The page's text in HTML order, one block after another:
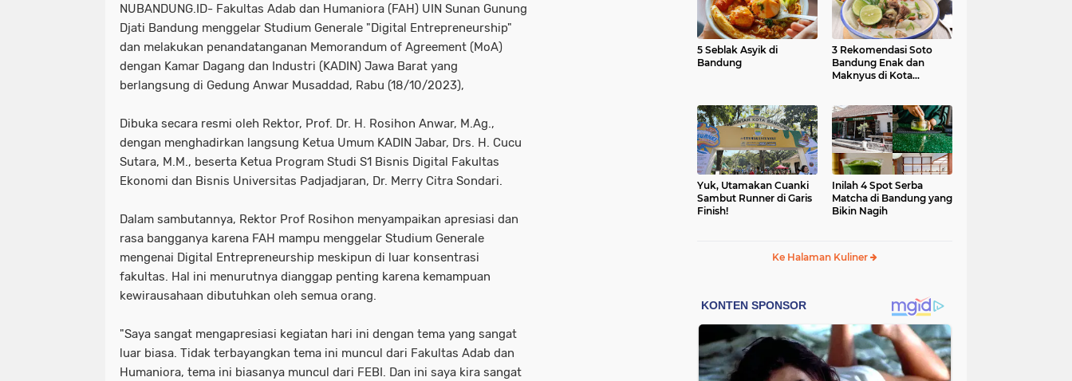
NUBANDUNG.ID- Fakultas Adab dan Humaniora (FAH) UIN Sunan Gunung
Djati Bandung menggelar Studium Generale "Digital Entrepreneurship"
dan melakukan penandatanganan Memorandum of Agreement (MoA)
dengan Kamar Dagang dan Industri (KADIN) Jawa Barat yang
berlangsung di Gedung Anwar Musaddad, Rabu (18/10/2023),
Dibuka secara resmi oleh Rektor, Prof. Dr. H. Rosihon Anwar, M.Ag.,
dengan menghadirkan langsung Ketua Umum KADIN Jabar, Drs. H. Cucu
Sutara, M.M., beserta Ketua Program Studi S1 Bisnis Digital Fakultas
Ekonomi dan Bisnis Universitas Padjadjaran, Dr. Merry Citra Sondari.
Dalam sambutannya, Rektor Prof Rosihon menyampaikan apresiasi dan
rasa bangganya karena FAH mampu menggelar Studium Generale
mengenai Digital Entrepreneurship meskipun di luar konsentrasi
fakultas. Hal ini menurutnya dianggap penting karena kemampuan
kewirausahaan dibutuhkan oleh semua orang.
"Saya sangat mengapresiasi kegiatan hari ini dengan tema yang sangat
luar biasa. Tidak terbayangkan tema ini muncul dari Fakultas Adab dan
Humaniora, tema ini biasanya muncul dari FEBI. Dan ini saya kira sangat
5 Seblak Asyik di
Bandung
3 Rekomendasi Soto
Bandung Enak dan
Maknyus di Kota
Yuk, Utamakan Cuanki
Sambut Runner di Garis
Finish!
Inilah 4 Spot Serba
Matcha di Bandung yang
Bikin Nagih
Ke Halaman Kuliner